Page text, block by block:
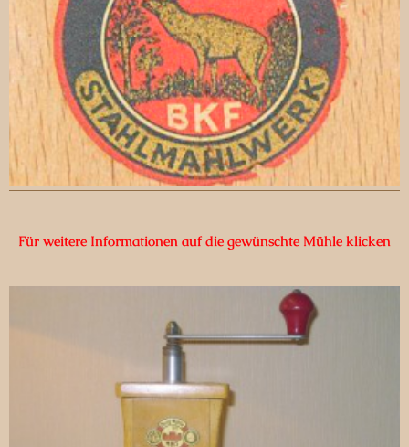
Für weitere Informationen auf die gewünschte Mühle klicken